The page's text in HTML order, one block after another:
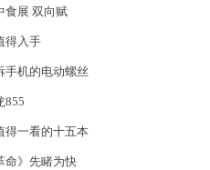
食展 双向赋
得入手
手机的电动螺丝
855
得一看的十五本
命》先睹为快